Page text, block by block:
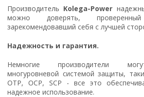
Производитель Kolega-Power
можно доверять,
зарекомендовавший себя с лучшей
Надежность и гарантия.
Немногие производители
многуровневой системой защиты,
OTP, OCP, SCP - все это
надежное использование.